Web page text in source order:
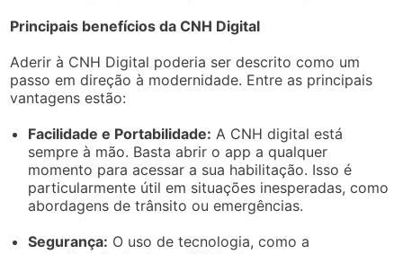
Principais benefícios da CNH Digital
Aderir à CNH Digital poderia ser descrito como um
passo em direção à modernidade. Entre as principais
vantagens estão:
Facilidade e Portabilidade: A CNH digital está
sempre à mão. Basta abrir o app a qualquer
momento para acessar a sua habilitação. Isso é
particularmente útil em situações inesperadas, como
abordagens de trânsito ou emergências.
Segurança: O uso de tecnologia, como a